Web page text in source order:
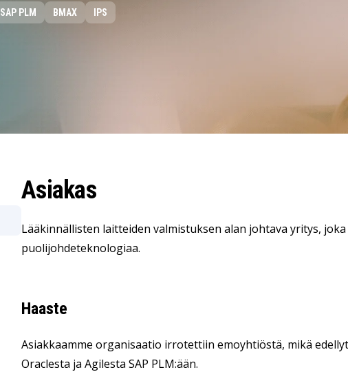
SAP PLM BMAX IPS
Asiakas
Lääkinnällisten laitteiden valmistuksen alan johtava yritys,
puolijohdeteknologiaa.
Haaste
Asiakkaamme organisaatio irrotettiin emoyhtiöstä, mikä
Oraclesta ja Agilesta SAP PLM:ään.